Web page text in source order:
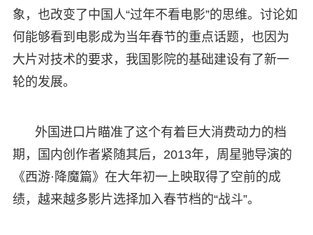
象，也改变了中国人“过年不看电影”的思维。讨论如
何能够看到电影成为当年春节的重点话题，也因为
大片对技术的要求，我国影院的基础建设有了新一
轮的发展。
外国进口片瞄准了这个有着巨大消费动力的档
期，国内创作者紧随其后，2013年，周星驰导演的
《西游·降魔篇》在大年初一上映取得了空前的成
绩，越来越多影片选择加入春节档的“战斗”。